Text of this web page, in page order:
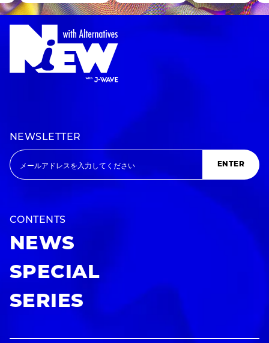
NEWSLETTER
ENTER
CONTENTS
NEWS
SPECIAL
SERIES